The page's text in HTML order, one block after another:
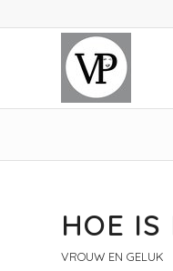
HOE IS
VROUW EN GELUK